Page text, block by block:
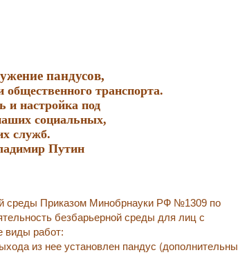
пандусов,
общественного транспорта.
и настройка под
социальных,
служб.
Приказом Минобрнауки РФ №1309 по
безбарьерной среды для лиц с
работ:
из нее установлен пандус